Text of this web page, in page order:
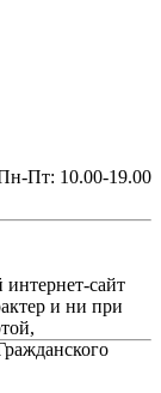
Пт: 10.00-19.00
сайт
и ни при